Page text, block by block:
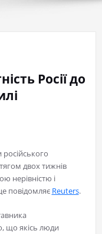
Росії до
двох тижнів
нерівністю і
повідомляє Reuters.
що якісь люди